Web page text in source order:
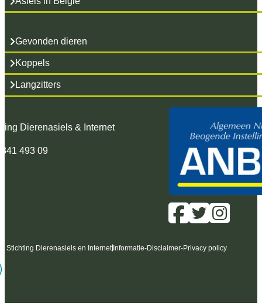
Gevonden dieren
Koppels
Langzitters
Dierenasiels & Internet
493 09
Stichting Dierenasiels en Internet Informatie-Disclaimer-Privacy policy